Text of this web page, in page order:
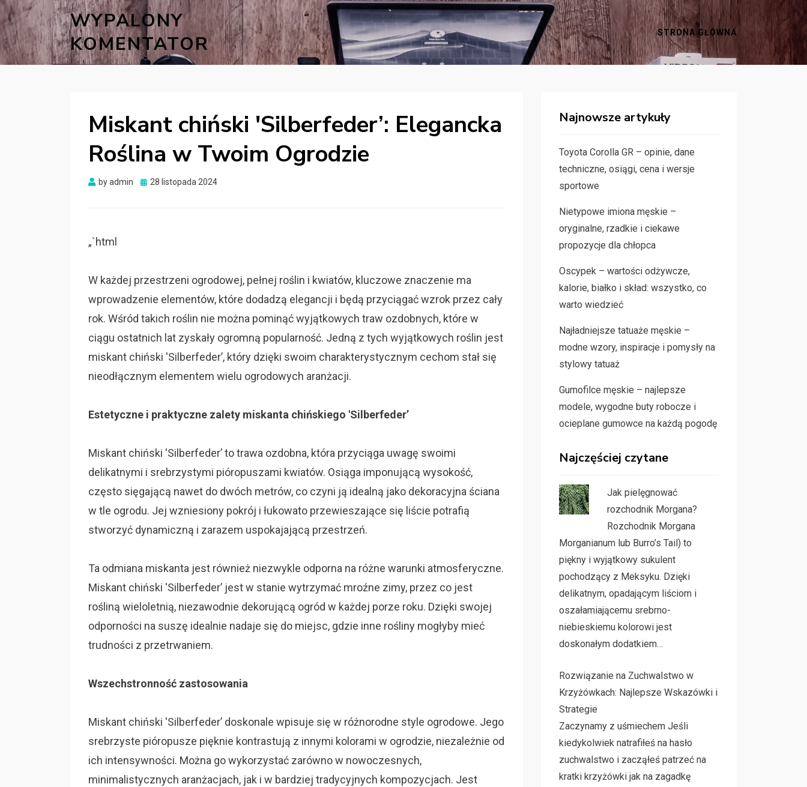
WYPALONY
KOMENTATOR
STRONA GŁÓWNA
Miskant chiński 'Silberfeder’: Elegancka
Roślina w Twoim Ogrodzie
byadmin
Posted
28 listopada 2024
„`html
W każdej przestrzeni ogrodowej, pełnej roślin i kwiatów, kluczowe znaczenie ma
wprowadzenie elementów, które dodadzą elegancji i będą przyciągać wzrok przez cały
rok. Wśród takich roślin nie można pominąć wyjątkowych traw ozdobnych, które w
ciągu ostatnich lat zyskały ogromną popularność. Jedną z tych wyjątkowych roślin jest
miskant chiński 'Silberfeder’, który dzięki swoim charakterystycznym cechom stał się
nieodłącznym elementem wielu ogrodowych aranżacji.
Estetyczne i praktyczne zalety miskanta chińskiego 'Silberfeder’
Miskant chiński 'Silberfeder’ to trawa ozdobna, która przyciąga uwagę swoimi
delikatnymi i srebrzystymi pióropuszami kwiatów. Osiąga imponującą wysokość,
często sięgającą nawet do dwóch metrów, co czyni ją idealną jako dekoracyjna ściana
w tle ogrodu. Jej wzniesiony pokrój i łukowato przewieszające się liście potrafią
stworzyć dynamiczną i zarazem uspokajającą przestrzeń.
Ta odmiana miskanta jest również niezwykle odporna na różne warunki atmosferyczne.
Miskant chiński 'Silberfeder’ jest w stanie wytrzymać mroźne zimy, przez co jest
rośliną wieloletnią, niezawodnie dekorującą ogród w każdej porze roku. Dzięki swojej
odporności na suszę idealnie nadaje się do miejsc, gdzie inne rośliny mogłyby mieć
trudności z przetrwaniem.
Wszechstronność zastosowania
Miskant chiński 'Silberfeder’ doskonale wpisuje się w różnorodne style ogrodowe. Jego
srebrzyste pióropusze pięknie kontrastują z innymi kolorami w ogrodzie, niezależnie od
ich intensywności. Można go wykorzystać zarówno w nowoczesnych,
minimalistycznych aranżacjach, jak i w bardziej tradycyjnych kompozycjach. Jest
Najnowsze artykuły
Toyota Corolla GR – opinie, dane
techniczne, osiągi, cena i wersje
sportowe
Nietypowe imiona męskie –
oryginalne, rzadkie i ciekawe
propozycje dla chłopca
Oscypek – wartości odżywcze,
kalorie, białko i skład: wszystko, co
warto wiedzieć
Najładniejsze tatuaże męskie –
modne wzory, inspiracje i pomysły na
stylowy tatuaż
Gumofilce męskie – najlepsze
modele, wygodne buty robocze i
ocieplane gumowce na każdą pogodę
Najczęściej czytane
Jak pielęgnować
rozchodnik Morgana?
Rozchodnik Morgana
Morganianum lub Burro’s Tail) to
piękny i wyjątkowy sukulent
pochodzący z Meksyku. Dzięki
delikatnym, opadającym liściom i
oszałamiającemu srebrno-
niebieskiemu kolorowi jest
doskonałym dodatkiem…
Rozwiązanie na Zuchwalstwo w
Krzyżówkach: Najlepsze Wskazówki i
Strategie
Zaczynamy z uśmiechem Jeśli
kiedykolwiek natrafiłeś na hasło
zuchwalstwo i zacząłeś patrzeć na
kratki krzyżówki jak na zagadkę